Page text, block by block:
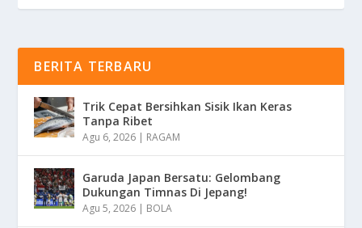
BERITA TERBARU
Trik Cepat Bersihkan Sisik Ikan Keras
Tanpa Ribet
Agu 6, 2026 | RAGAM
Garuda Japan Bersatu: Gelombang
Dukungan Timnas Di Jepang!
Agu 5, 2026 | BOLA